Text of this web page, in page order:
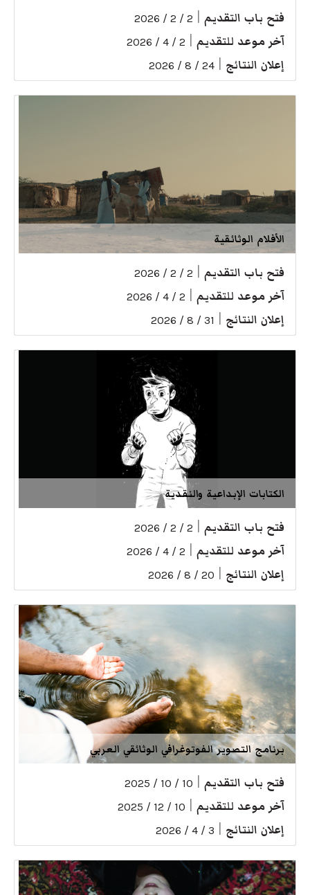
فتح باب التقديم 2 / 2 / 2026
آخر موعد للتقديم 2 / 4 / 2026
إعلان النتائج 24 / 8 / 2026
الأفلام الوثائقية
فتح باب التقديم 2 / 2 / 2026
آخر موعد للتقديم 2 / 4 / 2026
إعلان النتائج 31 / 8 / 2026
الكتابات الإبداعية والنقدية
فتح باب التقديم 2 / 2 / 2026
آخر موعد للتقديم 2 / 4 / 2026
إعلان النتائج 20 / 8 / 2026
برنامج التصوير الفوتوغرافي الوثائقي العربي
فتح باب التقديم 10 / 10 / 2025
آخر موعد للتقديم 10 / 12 / 2025
إعلان النتائج 3 / 4 / 2026